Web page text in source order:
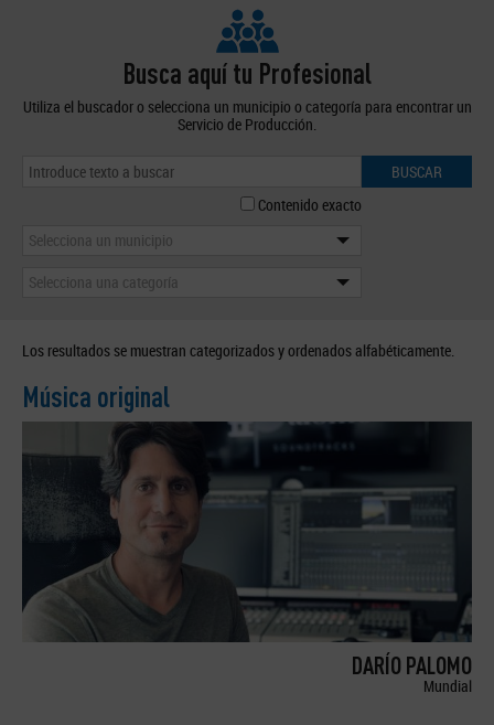
Busca aquí tu Profesional
Utiliza el buscador o selecciona un municipio o categoría para encontrar un
Servicio de Producción.
BUSCAR
Contenido exacto
Selecciona un municipio
Selecciona una categoría
Los resultados se muestran categorizados y ordenados alfabéticamente.
Música original
DARÍO PALOMO
Mundial